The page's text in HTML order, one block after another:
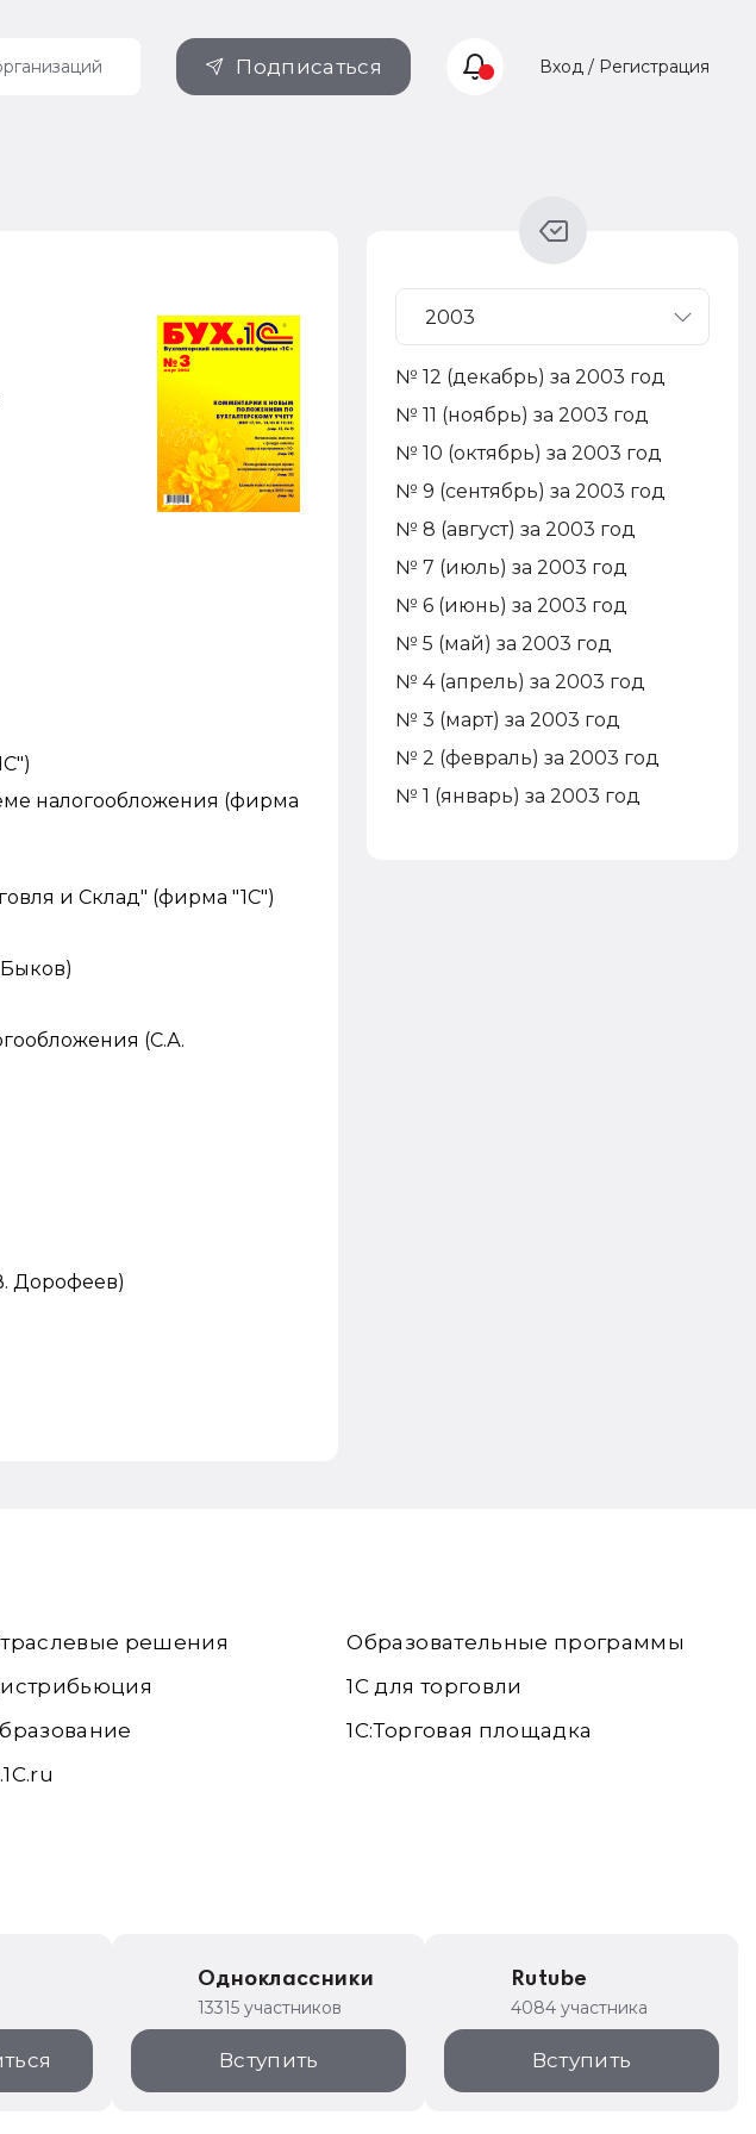
Подписаться Вход / Регистрация
налогообложения (фирма
и Склад" (фирма "1С")
Быков)
(С.А.
Дорофеев)
№ 12 (декабрь) за 2003 год
№ 11 (ноябрь) за 2003 год
№ 10 (октябрь) за 2003 год
№ 9 (сентябрь) за 2003 год
№ 8 (август) за 2003 год
№ 7 (июль) за 2003 год
№ 6 (июнь) за 2003 год
№ 5 (май) за 2003 год
№ 4 (апрель) за 2003 год
№ 3 (март) за 2003 год
№ 2 (февраль) за 2003 год
№ 1 (январь) за 2003 год
решения
Образовательные программы
1С для торговли
1С:Торговая площадка
Одноклассники
13315 участников
Вступить
Rutube
4084 участника
Вступить